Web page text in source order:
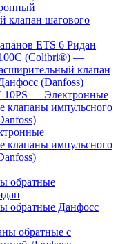
клапан шагового
ETS 6 Ридан
(Colibri®) —
клапан
(Danfoss)
— Электронные
клапаны импульсного
клапаны импульсного
обратные
обратные Данфосс
обратные с